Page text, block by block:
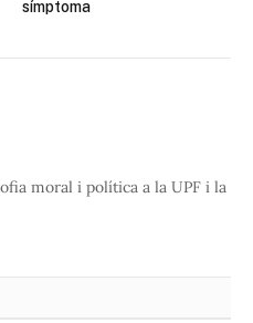
símptoma
moral i política a la UPF i la